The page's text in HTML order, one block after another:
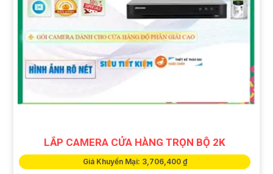
LẮP CAMERA CỬA HÀNG TRỌN BỘ 2K
Giá Khuyến Mại: 3,706,400 ₫